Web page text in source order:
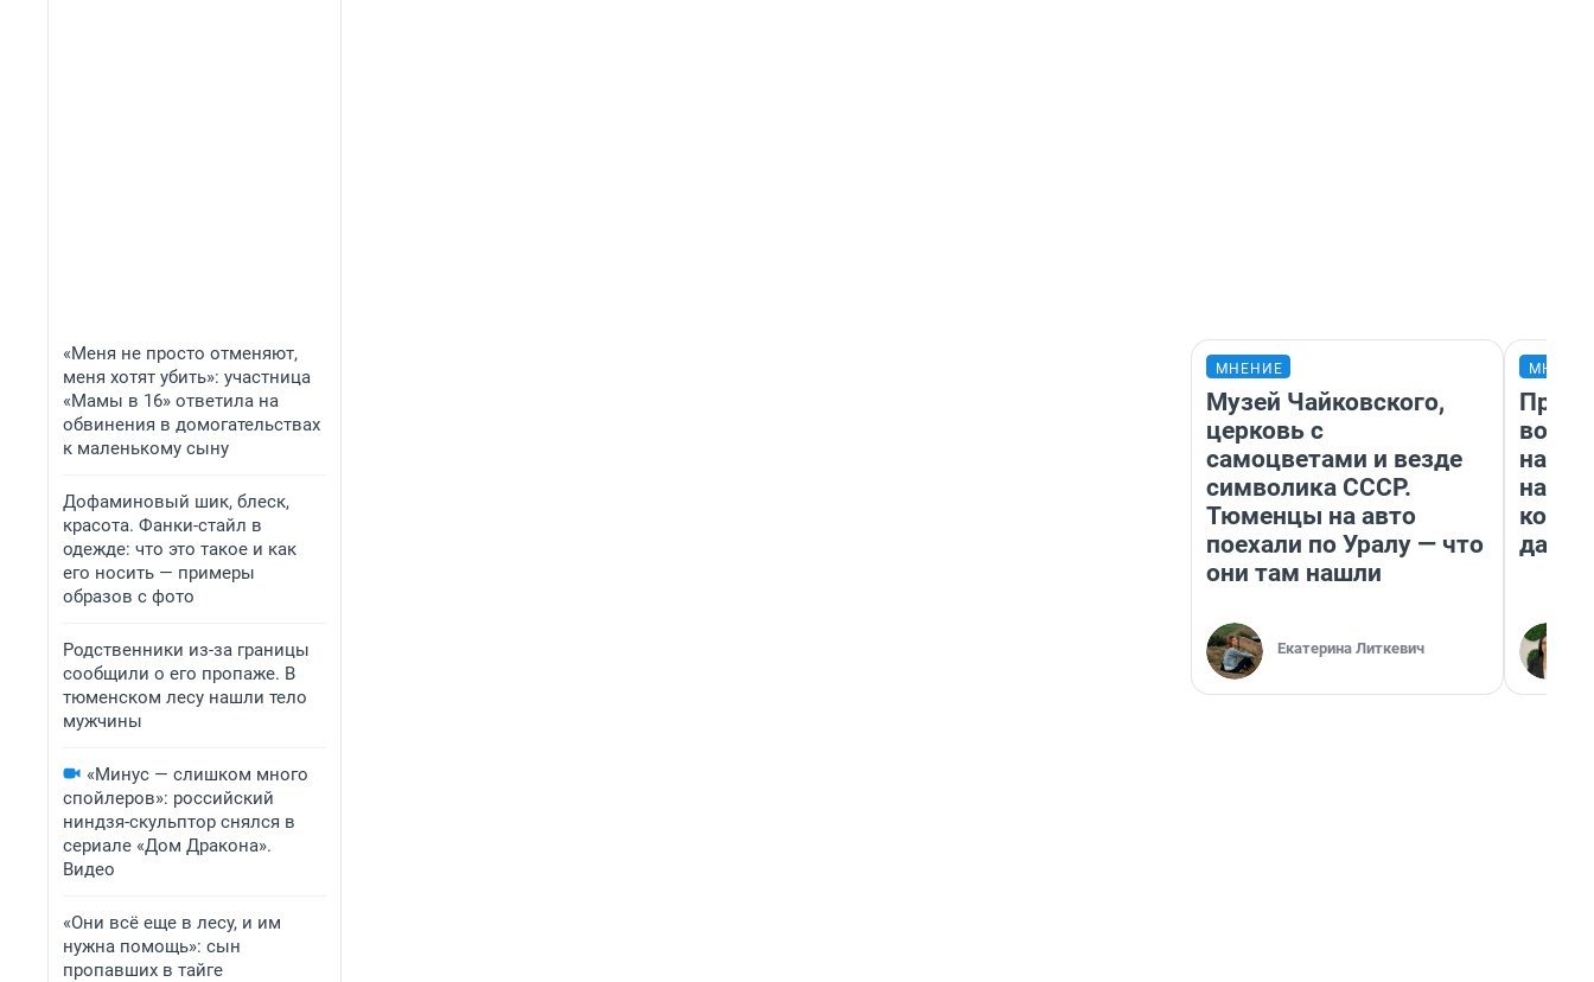
«Меня не просто отменяют,
меня хотят убить»: участница
«Мамы в 16» ответила на
обвинения в домогательствах
к маленькому сыну
Дофаминовый шик, блеск,
красота. Фанки-стайл в
одежде: что это такое и как
его носить — примеры
образов с фото
Родственники из-за границы
сообщили о его пропаже. В
тюменском лесу нашли тело
мужчины
«Минус — слишком много
спойлеров»: российский
ниндзя-скульптор снялся в
сериале «Дом Дракона».
Видео
«Они всё еще в лесу, и им
нужна помощь»: сын
пропавших в тайге
МНЕНИЕ
Музей Чайковского,
церковь с
самоцветами и везде
символика СССР.
Тюменцы на авто
поехали по Уралу — что
они там нашли
Екатерина Литкевич
нам
даже